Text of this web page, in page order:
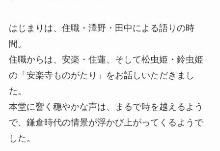
はじまりは、住職・澤野・田中による語りの時
間。
住職からは、安楽・住蓮、そして松虫姫・鈴虫姫
の「安楽寺ものがたり」をお話しいただきまし
た。
本堂に響く穏やかな声は、まるで時を越えるよう
で、鎌倉時代の情景が浮かび上がってくるようで
した。